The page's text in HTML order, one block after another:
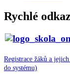
Rychlé
Registrace žáků a
do systému)